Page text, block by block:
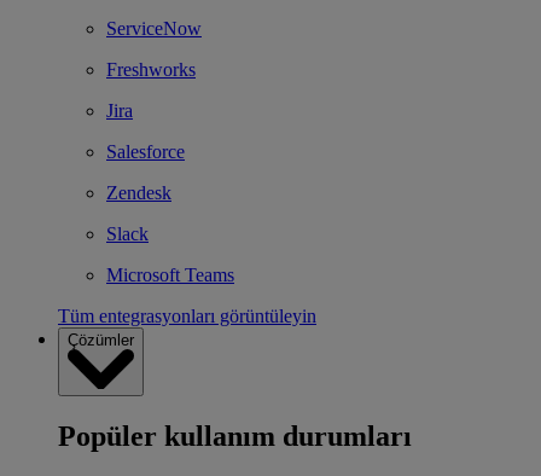
ServiceNow
Freshworks
Jira
Salesforce
Zendesk
Slack
Microsoft Teams
Tüm entegrasyonları görüntüleyin
Çözümler
Popüler kullanım durumları